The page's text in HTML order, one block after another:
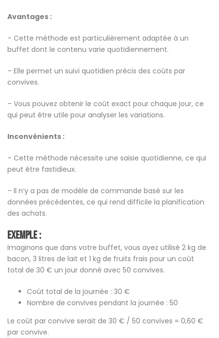
Avantages :
– Cette méthode est particulièrement adaptée à un
buffet dont le contenu varie quotidiennement.
– Elle permet un suivi quotidien précis des coûts par
convives.
– Vous pouvez obtenir le coût exact pour chaque jour, ce
qui peut être utile pour analyser les variations.
Inconvénients :
– Cette méthode nécessite une saisie quotidienne, ce qui
peut être fastidieux.
– Il n’y a pas de modèle de commande basé sur les
données précédentes, ce qui rend difficile la planification
des achats.
Exemple :
Imaginons que dans votre buffet, vous ayez utilisé 2 kg de
bacon, 3 litres de lait et 1 kg de fruits frais pour un coût
total de 30 € un jour donné avec 50 convives.
Coût total de la journée : 30 €
Nombre de convives pendant la journée : 50
Le coût par convive serait de 30 € / 50 convives = 0,60 €
par convive.